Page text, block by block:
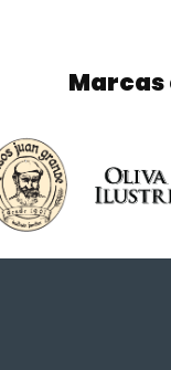
Marcas